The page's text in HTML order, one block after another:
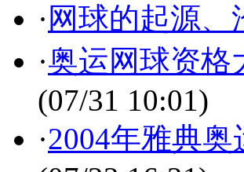
· 网球的起源
·奥运网球资格
(07/31 10:01)
·2004年雅典